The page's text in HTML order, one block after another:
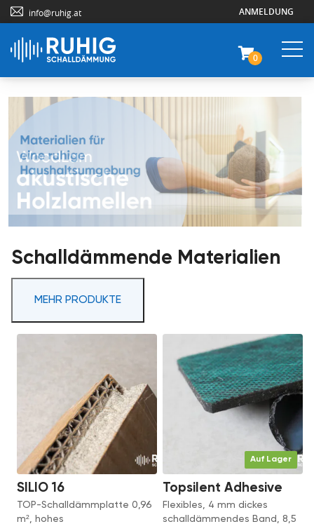
info@ruhig.at ANMELDUNG
0
Schalldämmende Materialien
MEHR PRODUKTE
SILIO 16
TOP-Schalldämmplatte 0,96
m², hohes
Auf Lager
Topsilent Adhesive
Flexibles, 4 mm dickes
schalldämmendes Band, 8,5